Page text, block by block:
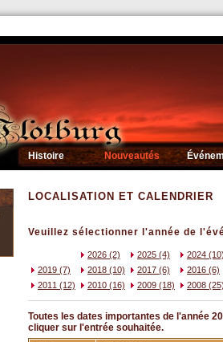
Histoire Nouveautés
LOCALISATION ET CALENDRIER
Veuillez sélectionner l'année de
2026 (2) 2025 (4)
2024
2019 (7)
2018 (10) 2017 (6)
2016 (6)
2011 (12)
2010 (16) 2009 (18) 2008
Toutes les dates importantes de l'année
cliquer sur l'entrée souhaitée.